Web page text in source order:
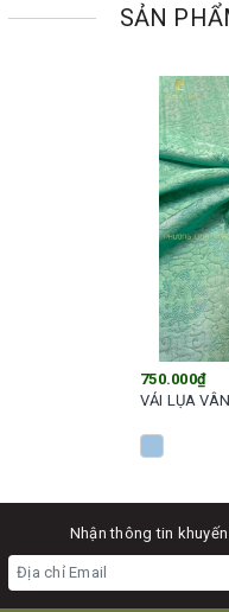
SẢN
750.000₫
VẢI LỤA
Nhận thông tin